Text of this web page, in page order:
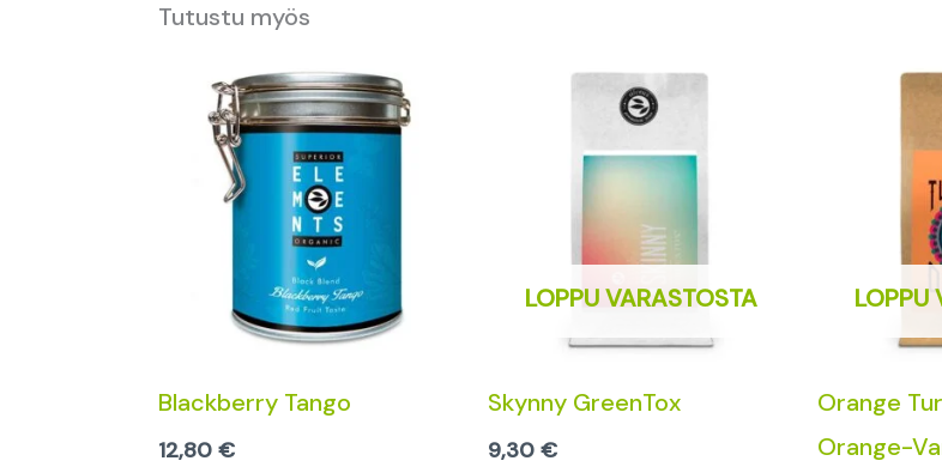
Tutustu myös
Blackberry Tango
12,80 €
LOPPU VARASTOSTA
Skynny GreenTox
9,30 €
LOPPU
Orange
Orange-